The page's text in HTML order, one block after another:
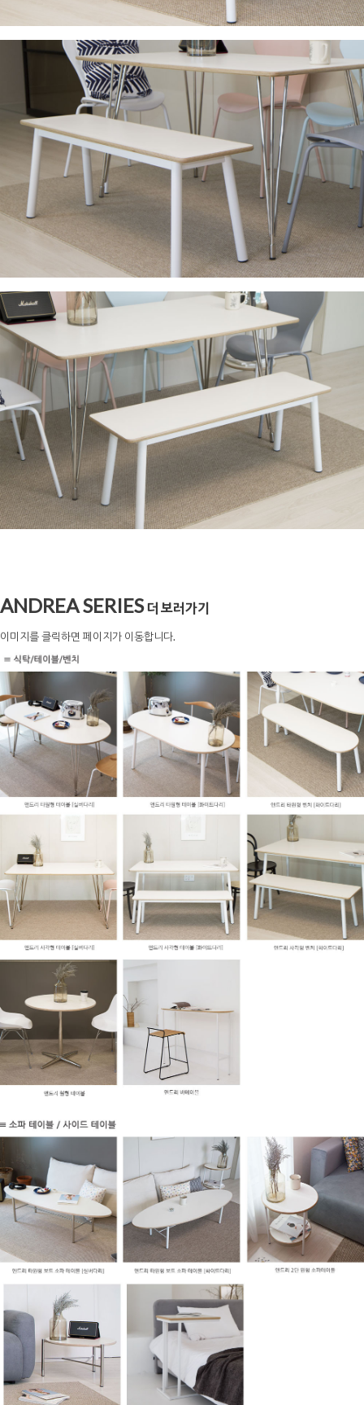
ANDREA SERIES 더 보러가기
이미지를 클릭하면 페이지가 이동합니다.